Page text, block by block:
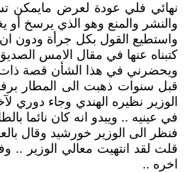
نهائي فلي عودة لعرض مايمكن
والنشر والمنع وهو الذي يرسخ أو
واستطيع القول بكل جرأة ودون ان
كتبناه عنها في مقال الامس
ويحضرني في هذا الشأن قصة ذات
قبل سنوات ذهبت الى المطار
الوزير نظيره الهندي وجاء دوري
في عينيه .. ويبدو انه كان نائما
فنظر الى الوزير خورشيد وقال
قلت لقد انتهيت معالي الوزير ..
اخره ..